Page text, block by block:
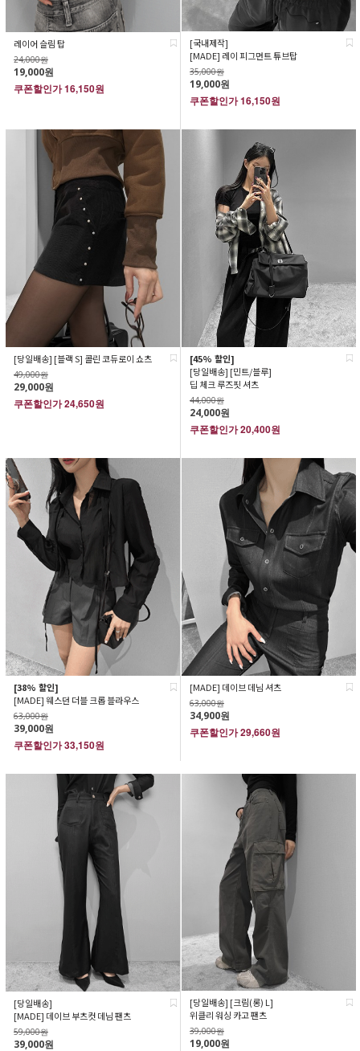
레이어 슬림 탑
24,000원
19,000원
쿠폰할인가16,150원
[국내제작]
[MADE] 레이 피그먼트 튜브탑
35,000원
19,000원
쿠폰할인가16,150원
[당일배송] [블랙 S] 콜린 코듀로이 쇼츠
49,000원
29,000원
쿠폰할인가24,650원
[45% 할인]
[당일배송] [민트/블루]
딥 체크 루즈핏 셔츠
44,000원
24,000원
쿠폰할인가20,400원
[38% 할인]
[MADE] 웨스던 더블 크롭 블라우스
63,000원
39,000원
쿠폰할인가33,150원
[MADE] 데이브 데님 셔츠
63,000원
34,900원
쿠폰할인가29,660원
[당일배송]
[MADE] 데이브 부츠컷 데님 팬츠
59,000원
39,000원
[당일배송] [크림(롱) L]
위클리 워싱 카고 팬츠
39,000원
19,000원